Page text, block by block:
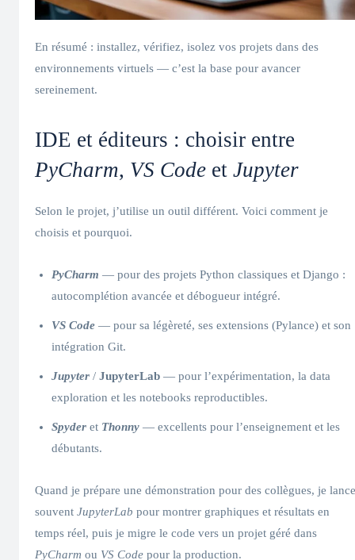
En résumé : installez, vérifiez, isolez vos projets dans des
environnements virtuels — c’est la base pour avancer
sereinement.
IDE et éditeurs : choisir entre
PyCharm, VS Code et Jupyter
Selon le projet, j’utilise un outil différent. Voici comment je
choisis et pourquoi.
PyCharm — pour des projets Python classiques et Django :
autocomplétion avancée et débogueur intégré.
VS Code — pour sa légèreté, ses extensions (Pylance) et son
intégration Git.
Jupyter / JupyterLab — pour l’expérimentation, la data
exploration et les notebooks reproductibles.
Spyder et Thonny — excellents pour l’enseignement et les
débutants.
Quand je prépare une démonstration pour des collègues, je lance
souvent JupyterLab pour montrer graphiques et résultats en
temps réel, puis je migre le code vers un projet géré dans
PyCharm ou VS Code pour la production.